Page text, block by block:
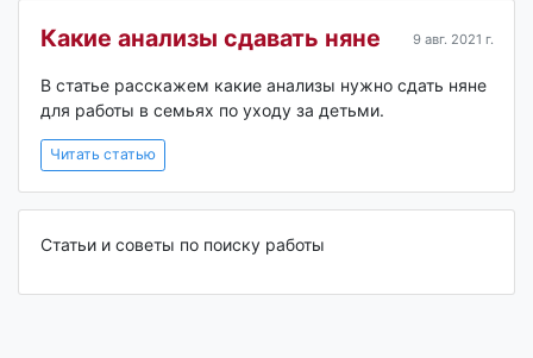
Какие анализы сдавать няне 9 авг. 2021 г.
В статье расскажем какие анализы нужно сдать няне
для работы в семьях по уходу за детьми.
Читать статью
Статьи и советы по поиску работы